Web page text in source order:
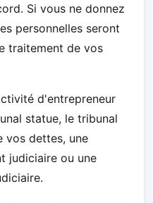
Si vous ne donnez
personnelles seront
traitement de vos
d'entrepreneur
statue, le tribunal
vos dettes, une
judiciaire ou une